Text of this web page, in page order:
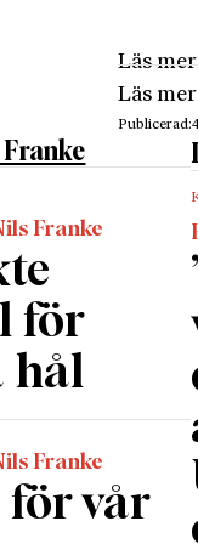
konst
är
det
Under
också
Läs
Läs
Publicerad:
Franke
för
hål
Franke
för vår